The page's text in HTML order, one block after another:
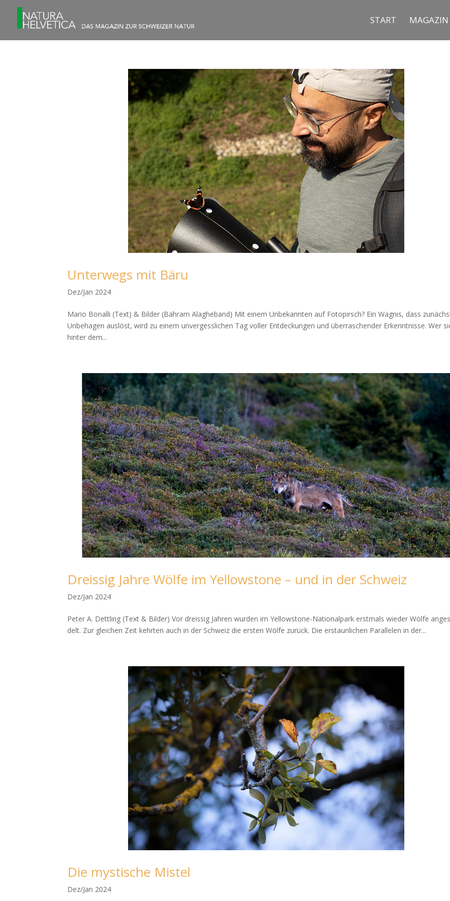
START MAGA­ZIN
Unter­wegs mit Bäru
Dez/Jan 2024
Mario Bonal­li (Text) & Bil­der (Bähram Alagheband) Mit einem Unbe­kann­ten auf Foto­pirsch? Ein Wag­nis, dass
Unbe­ha­gen aus­löst, wird zu einem unver­gess­li­chen Tag vol­ler Ent­deckun­gen und über­ra­schen­der Erkennt­nis­se. Wer
hin­ter dem...
Dreis­sig Jah­re Wöl­fe im Yel­low­s­tone – und in der Schweiz
Dez/Jan 2024
Peter A. Dett­ling (Text & Bilder) Vor dreis­sig Jah­ren wur­den im Yel­low­s­tone-Natio­nal­park erst­mals wie­der Wöl­fe
delt. Zur glei­chen Zeit kehr­ten auch in der Schweiz die ersten Wöl­fe zurück. Die erstaun­li­chen Par­al­le­len in der...
Die mysti­sche Mistel
Dez/Jan 2024